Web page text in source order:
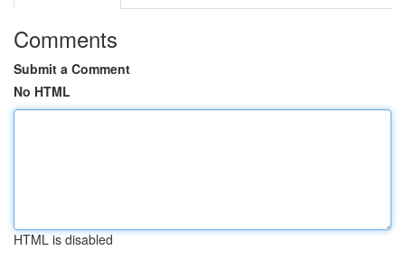
Comments
Submit a Comment
No HTML
HTML is disabled